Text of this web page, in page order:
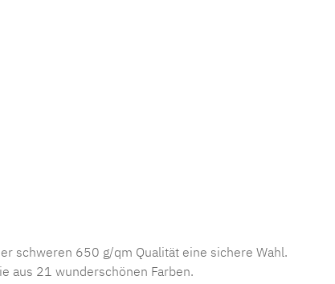
schweren 650 g/qm Qualität eine sichere Wahl.
aus 21 wunderschönen Farben.